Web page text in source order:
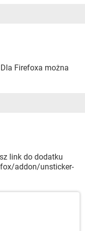
Firefoxa można
link do dodatku
addon/unsticker-